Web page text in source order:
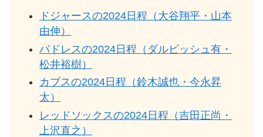
ドジャースの2024日程（大谷翔平・山本
由伸）
パドレスの2024日程（ダルビッシュ有・
松井裕樹）
カブスの2024日程（鈴木誠也・今永昇
太）
レッドソックスの2024日程（吉田正尚・
上沢直之）